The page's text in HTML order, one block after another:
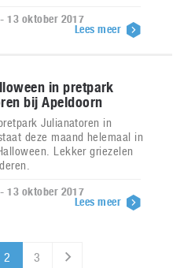
13 oktober 2017
Lees meer
in pretpark
bij Apeldoorn
Julianatoren in
deze maand helemaal in
Lekker griezelen
13 oktober 2017
Lees meer
2 3